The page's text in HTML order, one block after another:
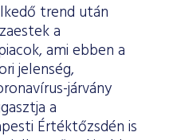
trend után
a
ami ebben a
jelenség,
járvány
a
Értéktőzsdén is